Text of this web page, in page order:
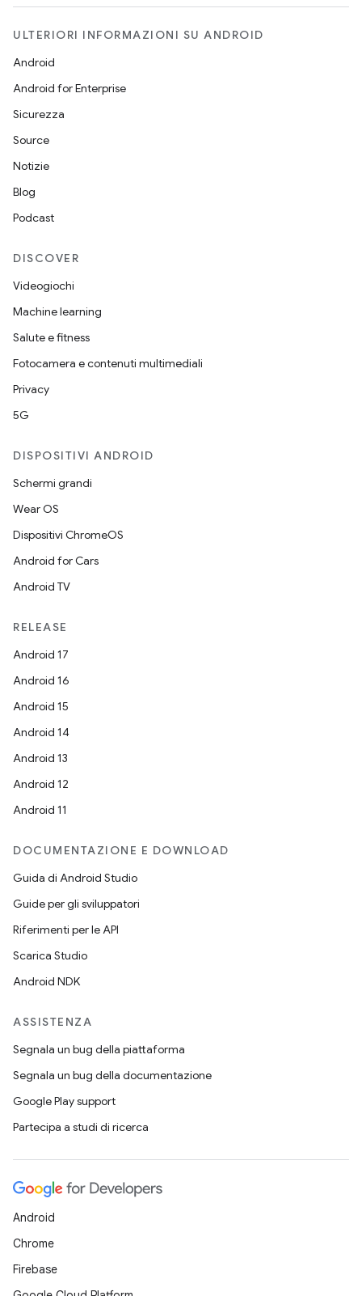
ULTERIORI INFORMAZIONI SU ANDROID
Android
Android for Enterprise
Sicurezza
Source
Notizie
Blog
Podcast
DISCOVER
Videogiochi
Machine learning
Salute e fitness
Fotocamera e contenuti multimediali
Privacy
5G
DISPOSITIVI ANDROID
Schermi grandi
Wear OS
Dispositivi ChromeOS
Android for Cars
Android TV
RELEASE
Android 17
Android 16
Android 15
Android 14
Android 13
Android 12
Android 11
DOCUMENTAZIONE E DOWNLOAD
Guida di Android Studio
Guide per gli sviluppatori
Riferimenti per le API
Scarica Studio
Android NDK
ASSISTENZA
Segnala un bug della piattaforma
Segnala un bug della documentazione
Google Play support
Partecipa a studi di ricerca
Android
Chrome
Firebase